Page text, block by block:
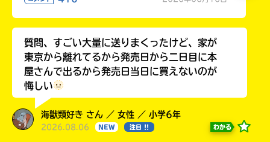
質問、すごい大量に送りまくったけど、家が
東京から離れてるから発売日から二日目に本
屋さんで出るから発売日当日に買えないのが
悔しい
海獣類好き さん ／ 女性 ／ 小学6年
2026.08.06 NEW 注目 !! わかる